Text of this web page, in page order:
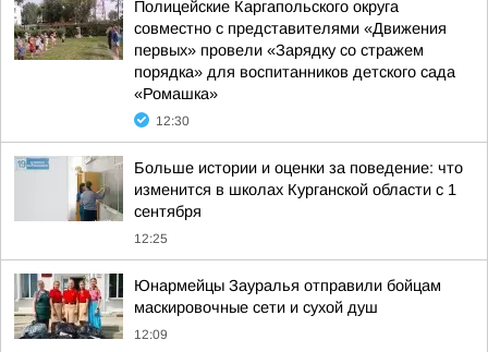
Полицейские Каргапольского округа
совместно с представителями «Движения
первых» провели «Зарядку со стражем
порядка» для воспитанников детского сада
«Ромашка»
12:30
Больше истории и оценки за поведение: что
изменится в школах Курганской области с 1
сентября
12:25
Юнармейцы Зауралья отправили бойцам
маскировочные сети и сухой душ
12:09